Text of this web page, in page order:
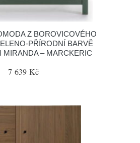
Z BOROVICOVÉHO
PŘÍRODNÍ BARVĚ
MIRANDA – MARCKERIC
7 639 Kč